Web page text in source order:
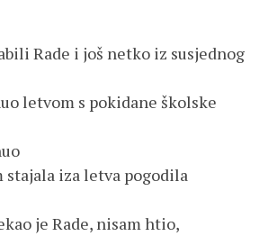
Rade i još netko iz susjednog
letvom s pokidane školske
stajala iza letva pogodila
je Rade, nisam htio,